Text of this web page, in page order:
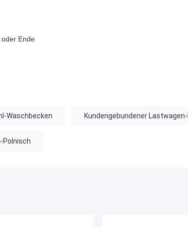
Ende
Waschbecken Kundengebundener
Polnisch